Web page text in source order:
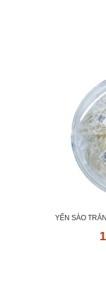
YẾN SÀO